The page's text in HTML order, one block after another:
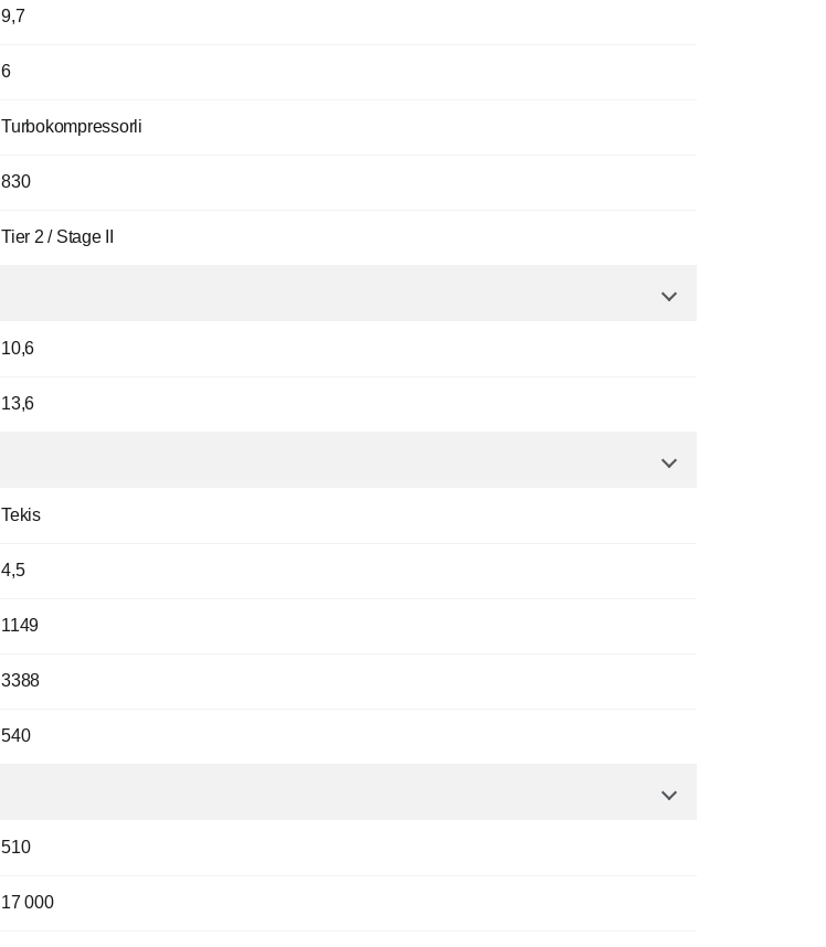
9,7
6
Turbokompressorli
830
Tier 2 / Stage II
10,6
13,6
Tekis
4,5
1149
3388
540
510
17 000